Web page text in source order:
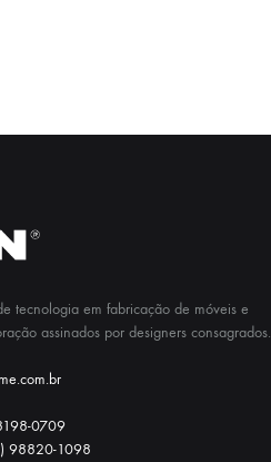
tecnologia em fabricação de móveis e
assinados por designers consagrados.
0709
98820-1098